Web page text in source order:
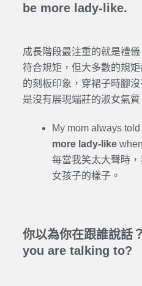
be more lady-like.
成長階段最注重的就是禮
符合規矩，但大多數的規
的刻板印象，穿裙子時腳
是沒有展現端莊的淑女氣
My mom always
more lady-like
每當我笑太大聲時
女孩子的樣子。
你以為你在跟誰說話
you are talking to?